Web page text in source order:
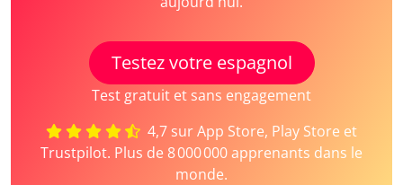
Testez votre espagnol
Test gratuit et sans engagement
4,7 sur App Store, Play Store et
Trustpilot. Plus de 8 000 000 apprenants dans le
monde.